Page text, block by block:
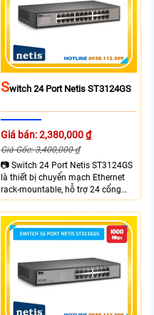
WDS, Repeater và Multi-SSID,tối đa
15-20 người dùng kết nối cùng lúc.
SWitch 24 Port Netis ST3124GS
Giá bán: 2,380,000 ₫
Giá Gốc: 3,400,000 ₫
📷 Switch 24 Port Netis ST3124GS
là thiết bị chuyển mạch Ethernet
rack-mountable, hỗ trợ 24 cổng
10/100/1000M RJ45 với tốc độ
Gigabit. Thiết bị có bộ nhớ lưu trữ
MAC lên tới 16K và khả năng
chuyển mạch 48Gbps, Netis
nối mạng tốc độ cao, ổn định